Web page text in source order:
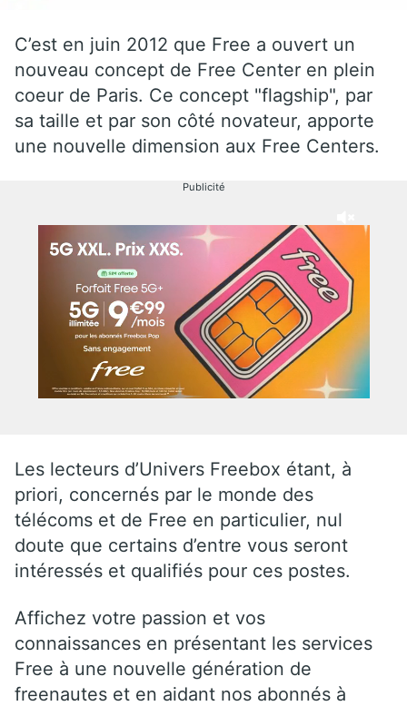
C’est en juin 2012 que Free a ouvert un
nouveau concept de Free Center en plein
coeur de Paris. Ce concept "flagship", par
sa taille et par son côté novateur, apporte
une nouvelle dimension aux Free Centers.
Publicité
Les lecteurs d’Univers Freebox étant, à
priori, concernés par le monde des
télécoms et de Free en particulier, nul
doute que certains d’entre vous seront
intéressés et qualifiés pour ces postes.
Affichez votre passion et vos
connaissances en présentant les services
Free à une nouvelle génération de
freenautes et en aidant nos abonnés à